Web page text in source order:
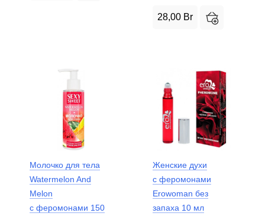
28,00 Br
Молочко для тела
Watermelon And
Melon
с феромонами 150
Женские духи
с феромонами
Erowoman без
запаха 10 мл